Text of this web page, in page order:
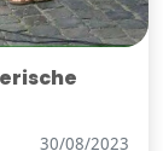
30/08/2023